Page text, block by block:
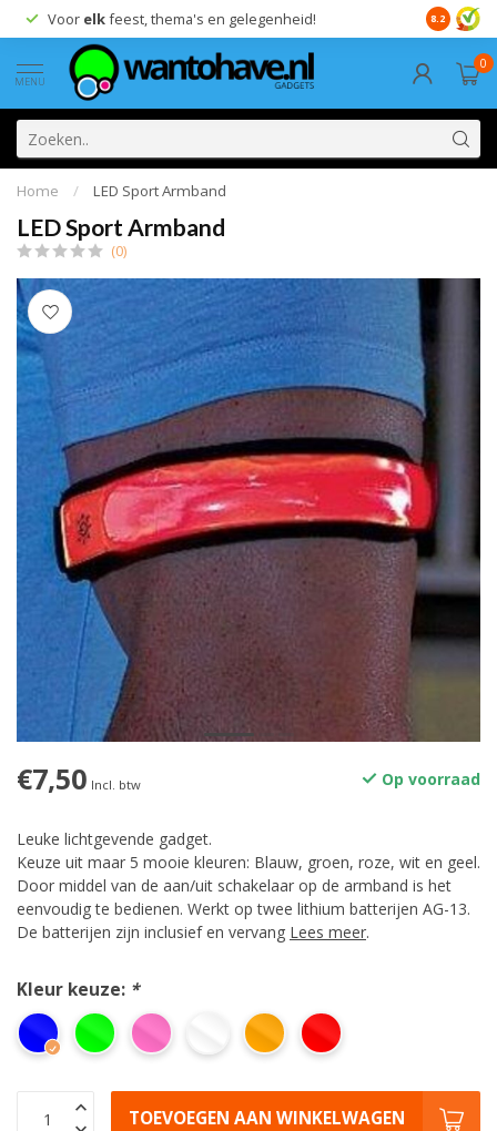
Voor elkfeest, thema's en gelegenheid! 8.2
MENU
0
Home / LED Sport Armband
LED Sport Armband
(0)
€7,50 Incl. btw Op voorraad
Leuke lichtgevende gadget.
Keuze uit maar 5 mooie kleuren: Blauw, groen, roze, wit en geel.
Door middel van de aan/uit schakelaar op de armband is het
eenvoudig te bedienen. Werkt op twee lithium batterijen AG-13.
De batterijen zijn inclusief en vervang Lees meer.
Kleur keuze: *
TOEVOEGEN AAN WINKELWAGEN